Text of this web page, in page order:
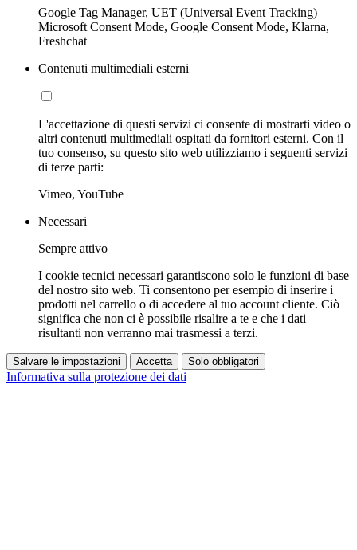
Google Tag Manager, UET (Universal Event Tracking)
Microsoft Consent Mode, Google Consent Mode, Klarna,
Freshchat
Contenuti multimediali esterni
L'accettazione di questi servizi ci consente di mostrarti video o
altri contenuti multimediali ospitati da fornitori esterni. Con il
tuo consenso, su questo sito web utilizziamo i seguenti servizi
di terze parti:
Vimeo, YouTube
Necessari
Sempre attivo
I cookie tecnici necessari garantiscono solo le funzioni di base
del nostro sito web. Ti consentono per esempio di inserire i
prodotti nel carrello o di accedere al tuo account cliente. Ciò
significa che non ci è possibile risalire a te e che i dati
risultanti non verranno mai trasmessi a terzi.
Salvare le impostazioni Accetta Solo obbligatori
Informativa sulla protezione dei dati